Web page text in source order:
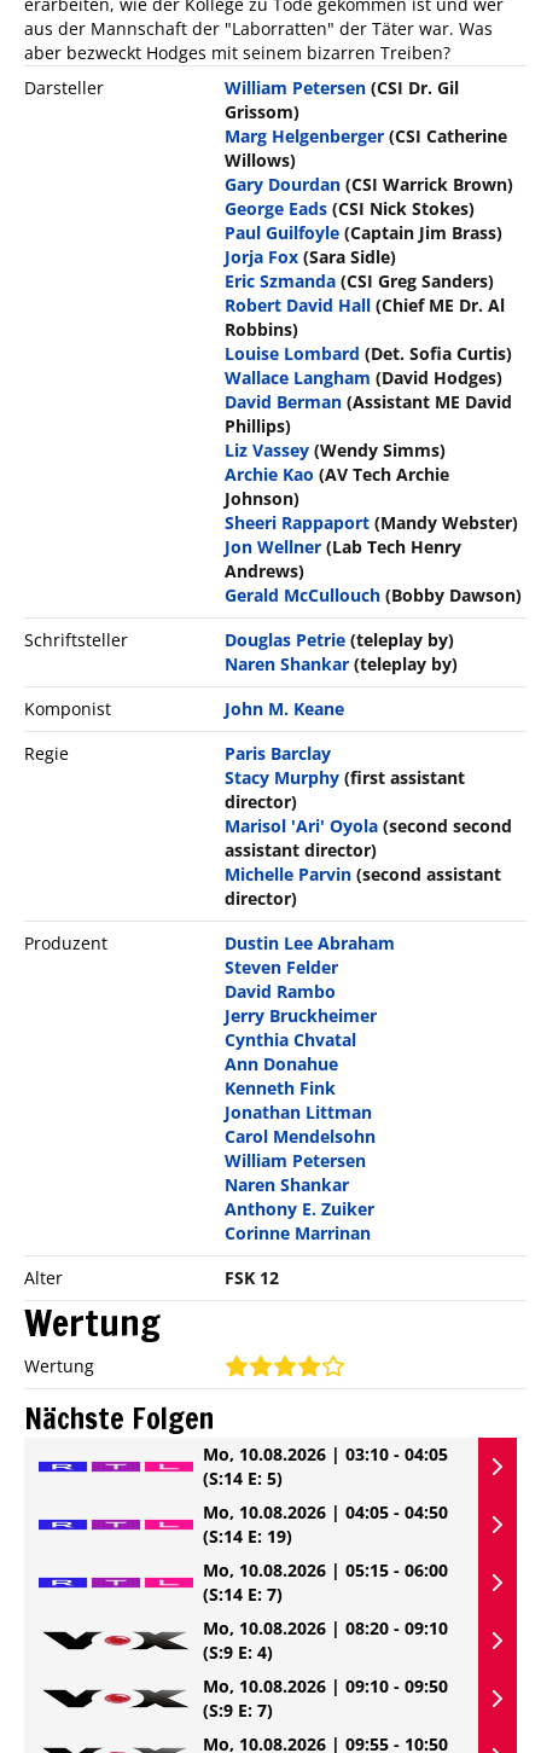
aus der Mannschaft der "Laborratten" der Täter war. Was
aber bezweckt Hodges mit seinem bizarren Treiben?
Darsteller
William Petersen (CSI Dr. Gil
Grissom)
Marg Helgenberger (CSI Catherine
Willows)
Gary Dourdan (CSI Warrick Brown)
George Eads (CSI Nick Stokes)
Paul Guilfoyle (Captain Jim Brass)
Jorja Fox (Sara Sidle)
Eric Szmanda (CSI Greg Sanders)
Robert David Hall (Chief ME Dr. Al
Robbins)
Louise Lombard (Det. Sofia Curtis)
Wallace Langham (David Hodges)
David Berman (Assistant ME David
Phillips)
Liz Vassey (Wendy Simms)
Archie Kao (AV Tech Archie
Johnson)
Sheeri Rappaport (Mandy Webster)
Jon Wellner (Lab Tech Henry
Andrews)
Gerald McCullouch (Bobby Dawson)
Schriftsteller
Douglas Petrie (teleplay by)
Naren Shankar (teleplay by)
Komponist
John M. Keane
Regie
Paris Barclay
Stacy Murphy (first assistant
director)
Marisol 'Ari' Oyola (second second
assistant director)
Michelle Parvin (second assistant
director)
Produzent
Dustin Lee Abraham
Steven Felder
David Rambo
Jerry Bruckheimer
Cynthia Chvatal
Ann Donahue
Kenneth Fink
Jonathan Littman
Carol Mendelsohn
William Petersen
Naren Shankar
Anthony E. Zuiker
Corinne Marrinan
Alter
FSK 12
Wertung
Wertung
Nächste Folgen
Mo, 10.08.2026 | 03:10 - 04:05
(S:14 E: 5)
Mo, 10.08.2026 | 04:05 - 04:50
(S:14 E: 19)
Mo, 10.08.2026 | 05:15 - 06:00
(S:14 E: 7)
Mo, 10.08.2026 | 08:20 - 09:10
(S:9 E: 4)
Mo, 10.08.2026 | 09:10 - 09:50
(S:9 E: 7)
Mo, 10.08.2026 | 09:55 - 10:50